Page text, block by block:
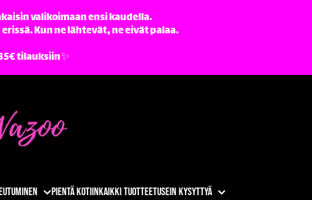
valikoimaan ensi kaudella.
Kun ne lähtevät, ne eivät palaa.
tilauksiin✨️
Pientä kotiinKaikki tuotteetUsein kysyttyä